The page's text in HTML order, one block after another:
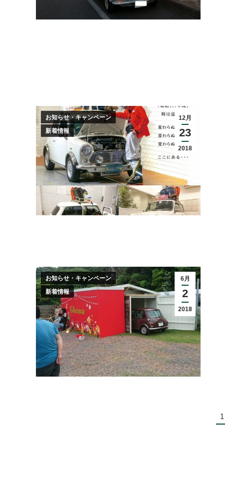
12月
23
2018
お知らせ・キャンペーン
新着情報
6月
2
2018
お知らせ・キャンペーン
新着情報
1